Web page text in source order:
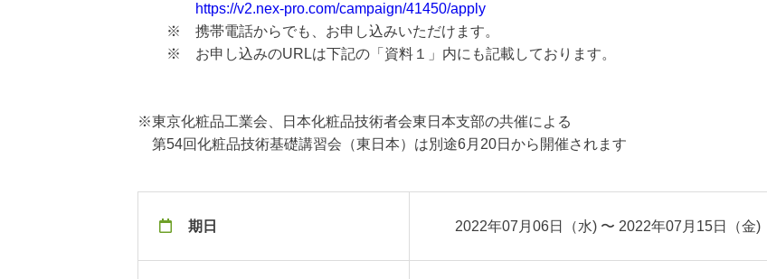
https://v2.nex-pro.com/campaign/41450/apply
※ 携帯電話からでも、お申し込みいただけます。
※ お申し込みのURLは下記の「資料１」内にも記載しております。
※東京化粧品工業会、日本化粧品技術者会東日本支部の共催による
第54回化粧品技術基礎講習会（東日本）は別途6月20日から開催されます
期日 2022年07月06日（水) 〜 2022年07月15日（